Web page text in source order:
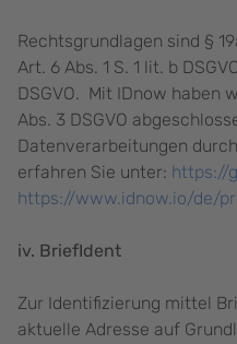
Rechtsgrundlagen sind §
Art. 6 Abs. 1 S. 1 lit. b
DSGVO. Mit IDnow haben
Abs. 3 DSGVO
Datenverarbeitungen
erfahren Sie unter: https://
https://www.idnow.io/de/
iv. BriefIdent
Zur Identifizierung mittel
aktuelle Adresse auf